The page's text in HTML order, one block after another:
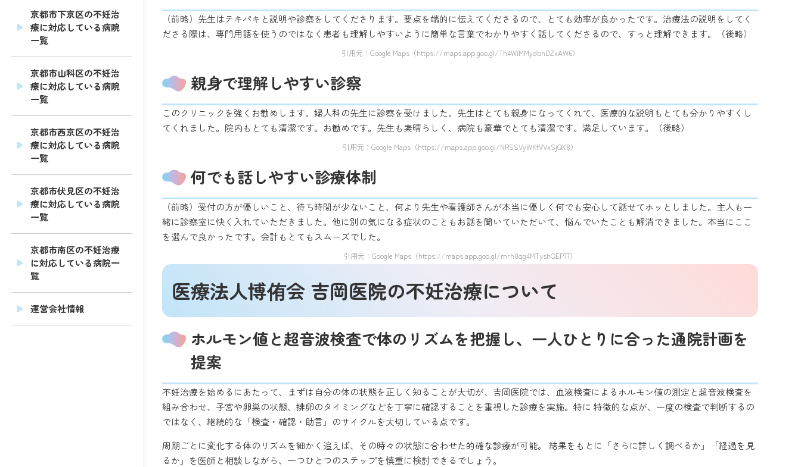
京都市下京区の不妊治
療に対応している病院
一覧
京都市山科区の不妊治
療に対応している病院
一覧
京都市西京区の不妊治
療に対応している病院
一覧
京都市伏見区の不妊治
療に対応している病院
一覧
京都市南区の不妊治療
に対応している病院一
覧
運営会社情報
（前略）先生はテキパキと説明や診察をしてくださります。要点を端的に伝えてくださるので、とても効率が良かったです。治療法の説明をしてく
ださる際は、専門用語を使うのではなく患者も理解しやすいように簡単な言葉でわかりやすく話してくださるので、すっと理解できます。（後略）
引用元：Google Maps（https://maps.app.goo.gl/Th4WiMMydbhDZxAW6）
親身で理解しやすい診察
このクリニックを強くお勧めします。婦人科の先生に診察を受けました。先生はとても親身になってくれて、医療的な説明もとても分かりやすくし
てくれました。院内もとても清潔です。お勧めです。先生も素晴らしく、病院も豪華でとても清潔です。満足しています。（後略）
引用元：Google Maps（https://maps.app.goo.gl/NRSSVyWKfVVxSjQK8）
何でも話しやすい診療体制
（前略）受付の方が優しいこと、待ち時間が少ないこと、何より先生や看護師さんが本当に優しく何でも安心して話せてホッとしました。主人も一
緒に診察室に快く入れていただきました。他に別の気になる症状のこともお話を聞いていただいて、悩んでいたことも解消できました。本当にここ
を選んで良かったです。会計もとてもスムーズでした。
引用元：Google Maps（https://maps.app.goo.gl/mrh8qg4MTyshQEP77）
医療法人博侑会 吉岡医院の不妊治療について
ホルモン値と超音波検査で体のリズムを把握し、一人ひとりに合った通院計画を
提案
不妊治療を始めるにあたって、まずは自分の体の状態を正しく知ることが大切が、吉岡医院では、血液検査によるホルモン値の測定と超音波検査を
組み合わせ、子宮や卵巣の状態、排卵のタイミングなどを丁寧に確認することを重視した診療を実施。特に 特徴的な点が、一度の検査で判断するの
ではなく、継続的な「検査・確認・助言」のサイクルを大切している点です。
周期ごとに変化する体のリズムを細かく追えば、その時々の状態に合わせた的確な診療が可能。 結果をもとに「さらに詳しく調べるか」「経過を見
るか」を医師と相談しながら、一つひとつのステップを慎重に検討できるでしょう。